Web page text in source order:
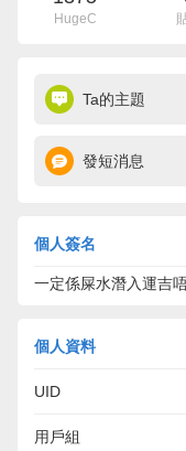
HugeC
Ta的主題
發短消息
個人簽名
一定係屎水潛入運吉
個人資料
UID
用戶組